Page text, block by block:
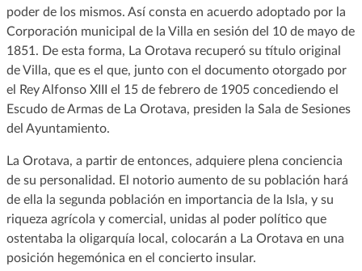
poder de los mismos. Así consta en acuerdo adoptado por la
Corporación municipal de la Villa en sesión del 10 de mayo de
1851. De esta forma, La Orotava recuperó su título original
de Villa, que es el que, junto con el documento otorgado por
el Rey Alfonso XIII el 15 de febrero de 1905 concediendo el
Escudo de Armas de La Orotava, presiden la Sala de Sesiones
del Ayuntamiento.
La Orotava, a partir de entonces, adquiere plena conciencia
de su personalidad. El notorio aumento de su población hará
de ella la segunda población en importancia de la Isla, y su
riqueza agrícola y comercial, unidas al poder político que
ostentaba la oligarquía local, colocarán a La Orotava en una
posición hegemónica en el concierto insular.